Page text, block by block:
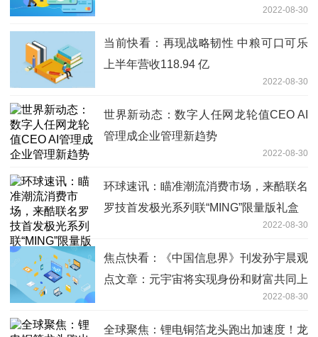
2022-08-30
当前快看：再现战略韧性 中粮可口可乐
上半年营收118.94 亿
2022-08-30
世界新动态：数字人任网龙轮值CEO AI
管理成企业管理新趋势
2022-08-30
环球速讯：瞄准潮流消费市场，来酷联名
罗技首发极光系列联“MING”限量版礼盒
2022-08-30
焦点快看：《中国信息界》刊发孙宇晨观
点文章：元宇宙将实现身份和财富共同上
2022-08-30
全球聚焦：锂电铜箔龙头跑出加速度！龙